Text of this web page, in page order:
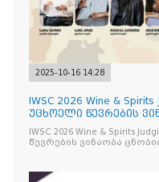
2025-10-16 14:28
IWSC 2026 Wine &
უცხოელი წევრების
IWSC 2026 Wine & Spirits
წევრების ვინაობა